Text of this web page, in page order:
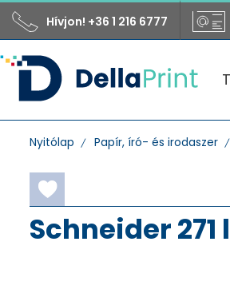
Hívjon! +36 1 216 6777
Nyitólap Papír, író- és irodaszer
Schneider